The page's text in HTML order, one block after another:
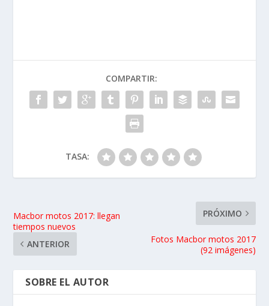
COMPARTIR:
TASA:
Macbor motos 2017: llegan
tiempos nuevos
ANTERIOR
PRÓXIMO
Fotos Macbor motos 2017
(92 imágenes)
SOBRE EL AUTOR